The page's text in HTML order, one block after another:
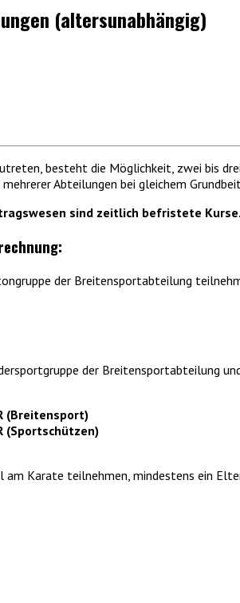
(altersunabhängig)
besteht die Möglichkeit, zwei bis
mehrerer Abteilungen bei gleichem
sind zeitlich befristete Kurse.
der Breitensportabteilung
der Breitensportabteilung
(Breitensport)
(Sportschützen)
am Karate teilnehmen, mindestens ein